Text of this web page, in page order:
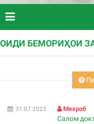
ОИДИ БЕМОРИҲОИ
31.07.2023 Мехроб
Салом